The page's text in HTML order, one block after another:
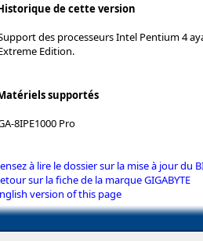
de cette version
des processeurs Intel Pentium 4
Edition.
supportés
8IPE1000 Pro
à lire le dossier sur la mise à jour du
sur la fiche de la marque GIGABYTE
version of this page